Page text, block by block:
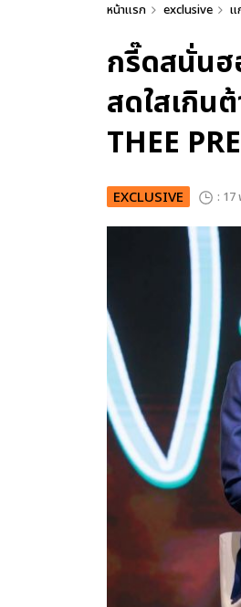
หน้าแรก exclusive แ
กรี๊ดสนั่นฮ
สดใสเกิน
THEE
EXCLUSIVE : 17